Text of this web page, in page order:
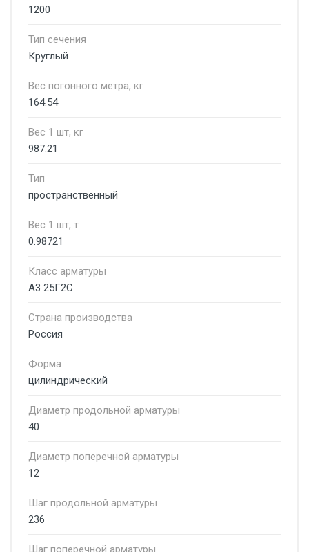
1200
Тип сечения
Круглый
Вес погонного метра, кг
164.54
Вес 1 шт, кг
987.21
Тип
пространственный
Вес 1 шт, т
0.98721
Класс арматуры
А3 25Г2С
Страна производства
Россия
Форма
цилиндрический
Диаметр продольной арматуры
40
Диаметр поперечной арматуры
12
Шаг продольной арматуры
236
Шаг поперечной арматуры